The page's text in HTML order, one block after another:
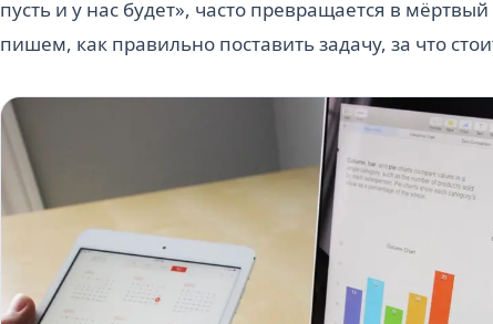
пусть и у нас будет», часто превращается в мёртвый
пишем, как правильно поставить задачу, за что